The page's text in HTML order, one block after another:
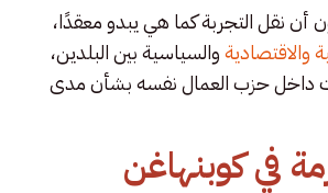
أن نقل التجربة كما هي يبدو معقدًا،
والاقتصاديةوالسياسية بين البلدين،
داخل حزب العمال نفسه بشأن مدى
في كوبنهاغن